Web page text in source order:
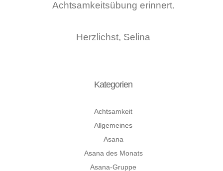
Achtsamkeitsübung erinnert.
Herzlichst, Selina
Kategorien
Achtsamkeit
Allgemeines
Asana
Asana des Monats
Asana-Gruppe